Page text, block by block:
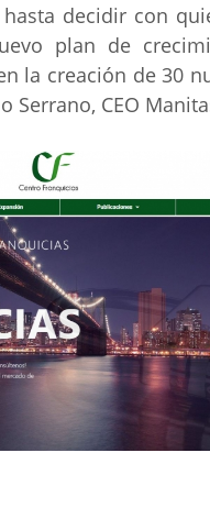
decidir con
plan de
la creación de 30
Serrano, CEO